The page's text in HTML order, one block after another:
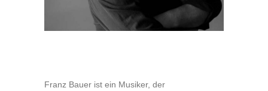
Franz Bauer ist ein Musiker, der